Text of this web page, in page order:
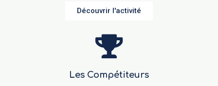
Découvrir l'activité
Les Compétiteurs